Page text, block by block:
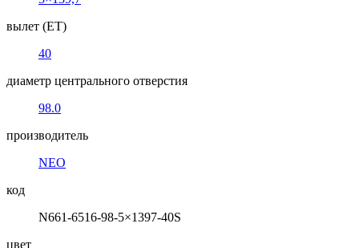
вылет (ET)
40
диаметр центрального отверстия
98.0
производитель
NEO
код
N661-6516-98-5×1397-40S
цвет